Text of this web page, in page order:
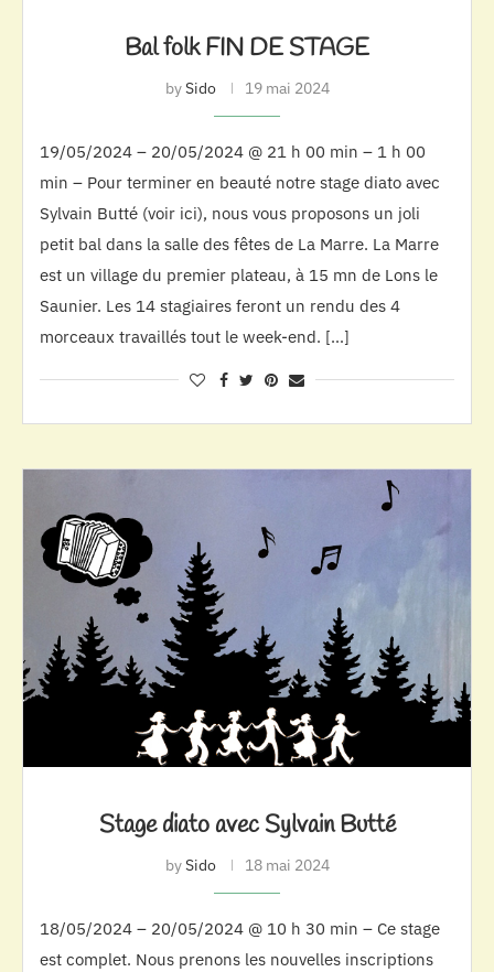
Bal folk FIN DE STAGE
bySido 19 mai 2024
19/05/2024 – 20/05/2024 @ 21 h 00 min – 1 h 00
min – Pour terminer en beauté notre stage diato avec
Sylvain Butté (voir ici), nous vous proposons un joli
petit bal dans la salle des fêtes de La Marre. La Marre
est un village du premier plateau, à 15 mn de Lons le
Saunier. Les 14 stagiaires feront un rendu des 4
morceaux travaillés tout le week-end. […]
Stage diato avec Sylvain Butté
bySido 18 mai 2024
18/05/2024 – 20/05/2024 @ 10 h 30 min – Ce stage
est complet. Nous prenons les nouvelles inscriptions